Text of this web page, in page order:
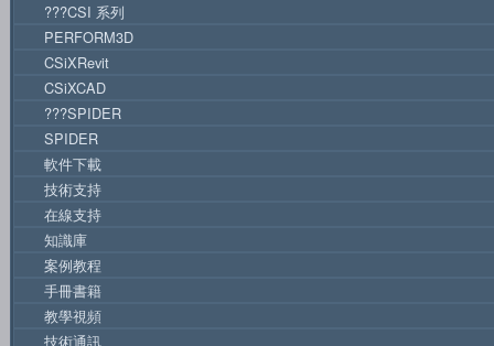
???CSI 系列
PERFORM3D
CSiXRevit
CSiXCAD
???SPIDER
SPIDER
軟件下載
技術支持
在線支持
知識庫
案例教程
手冊書籍
教學視頻
技術通訊